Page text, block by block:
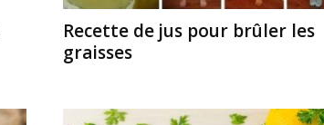
Recette de jus pour brûler les
graisses